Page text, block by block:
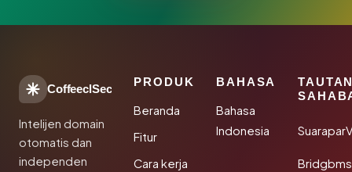
CoffeeclSec
Intelijen domain
otomatis dan
independen
PRODUK
Beranda
Fitur
Cara kerja
BAHASA
Bahasa
Indonesia